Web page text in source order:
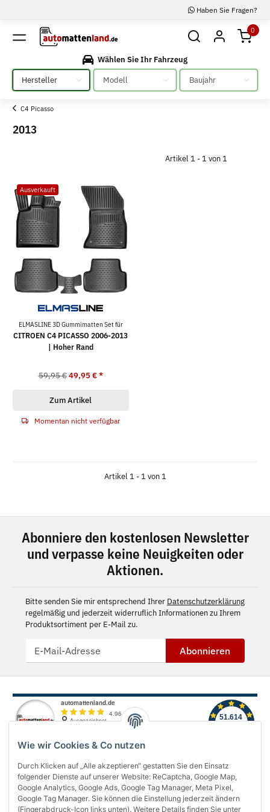
Wie wir Cookies & Co nutzen
Durch Klicken auf „Alle akzeptieren“ gestatten Sie den Einsatz
folgender Dienste auf unserer Website: ReCaptcha, Google Map,
Google Analytics, Google Ads, Google Tag Manager, Meta Pixel,
Google Tag Manager. Sie können die Einstellung jederzeit ändern
(Fingerabdruck-Icon links unten). Weitere Details finden Sie unter
Haben Sie Fragen?
0
Wählen Sie Ihr Fahrzeug
Bitte auswählen
Bitte auswählen Bitte auswählen
C4 Picasso
2013
Artikel 1 - 1 von 1
Ausverkauft
ELMASLINE 3D Gummimatten Set für
CITROEN C4 PICASSO 2006-2013
| Hoher Rand
59,95 € 49,95 €*
Zum Artikel
Momentan nicht verfügbar
Artikel 1 - 1 von 1
Abonniere den kostenlosen Newsletter
und verpasse keine Neuigkeiten oder
Aktionen.
Bitte senden Sie mir entsprechend Ihrer Datenschutzerklärung
regelmäßig und jederzeit widerruflich Informationen zu Ihrem
Produktsortiment per E-Mail zu.
Abonnieren
Über uns